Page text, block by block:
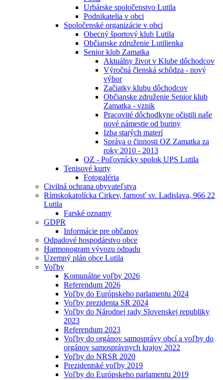
Urbárske spoločenstvo Lutila
Podnikatelia v obci
Spoločenské organizácie v obci
Obecný športový klub Lutila
Občianske združenie Lutilienka
Senior klub Zamatka
Aktuálny život v Klube dôchodcov
Výročná členská schôdza - nový
výbor
Začiatky klubu dôchodcov
Občianske združenie Senior klub
Zamatka - vznik
Pracovité dôchodkyne očistili naše
nové námestie od buriny
Izba starých materí
Správa o činnosti OZ Zamatka za
roky 2010 - 2013
OZ - Poľovnícky spolok UPS Lutila
Tenisové kurty
Fotogaléria
Civilná ochrana obyvateľstva
Rímskokatolícka Cirkev, farnosť sv. Ladislava, 966 22
Lutila
Farské oznamy
GDPR
Informácie pre občanov
Odpadové hospodárstvo obce
Harmonogram vývozu odpadu
Územný plán obce Lutila
Voľby
Komunálne voľby 2026
Referendum 2026
Voľby do Európskeho parlamentu 2024
Voľby prezidenta SR 2024
Voľby do Národnej rady Slovenskej republiky
2023
Referendum 2023
Voľby do orgánov samosprávy obcí a voľby do
orgánov samosprávnych krajov 2022
Voľby do NRSR 2020
Prezidentské voľby 2019
Voľby do Európskeho parlamentu 2019